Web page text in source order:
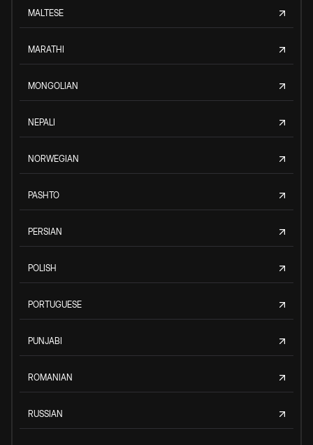
MALTESE
MARATHI
MONGOLIAN
NEPALI
NORWEGIAN
PASHTO
PERSIAN
POLISH
PORTUGUESE
PUNJABI
ROMANIAN
RUSSIAN